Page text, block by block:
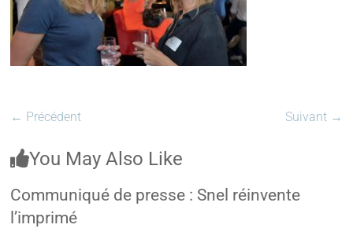
← Précédent Suivant →
You May Also Like
Communiqué de presse : Snel réinvente
l’imprimé